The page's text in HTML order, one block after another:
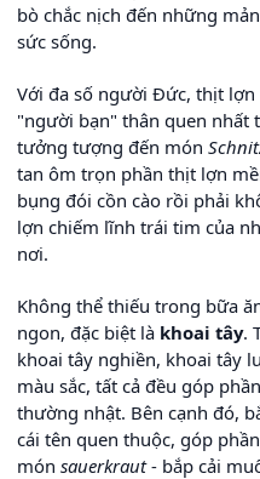
bò chắc nịch đến những
sức sống.
Với đa số người Đức, thịt
"người bạn" thân quen nhất
tưởng tượng đến món
tan ôm trọn phần thịt lợn
bụng đói cồn cào rồi phải
lợn chiếm lĩnh trái tim của
nơi.
Không thể thiếu trong bữa
ngon, đặc biệt là khoai tây.
khoai tây nghiền, khoai tây
màu sắc, tất cả đều góp
thường nhật. Bên cạnh đó,
cái tên quen thuộc, góp
món sauerkraut- bắp cải